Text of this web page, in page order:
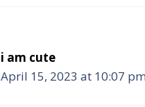
i am cute
April 15, 2023 at 10:07 pm